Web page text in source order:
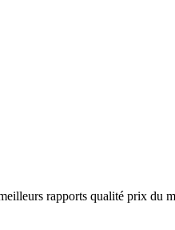
rapports qualité prix du